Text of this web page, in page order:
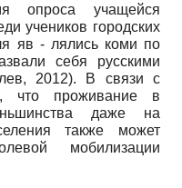
опроса учащейся
учеников городских
яв - лялись коми по
себя русскими
2012). В связи с
что проживание в
даже на
также может
мобилизации